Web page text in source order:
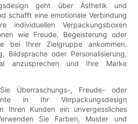
geht über Ästhetik und
schafft eine emotionale Verbindung
individuellen Verpackungsboxen
wie Freude, Begeisterung oder
bei Ihrer Zielgruppe ankommen.
Bildsprache oder Personalisierung,
anzusprechen und Ihre Marke
Überraschungs-, Freude- oder
in Ihr Verpackungsdesign
Ihren Kunden ein unvergessliches
Sie Farben, Muster und